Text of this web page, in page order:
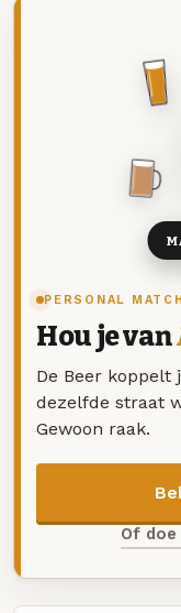
PERSONAL
Hou je van
De Beer koppelt
dezelfde straat
Gewoon raak.
Of